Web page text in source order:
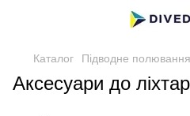
Каталог Підводне полювання
Аксесуари до